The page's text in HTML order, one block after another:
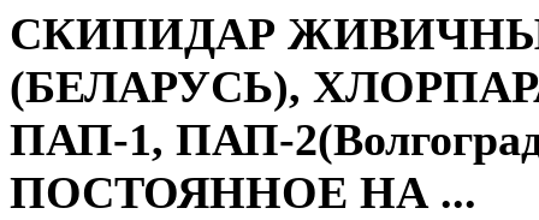
СКИПИДАР
(БЕЛАРУСЬ),
ПАП-1, ПАП-
ПОСТОЯННОЕ НА ...